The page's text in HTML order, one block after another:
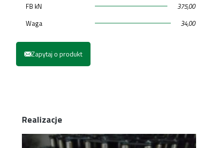
FB kN
375,00
Waga
34,00
Zapytaj o produkt
Realizacje